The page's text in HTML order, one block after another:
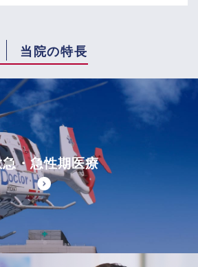
当院の特長
急・急性期医療